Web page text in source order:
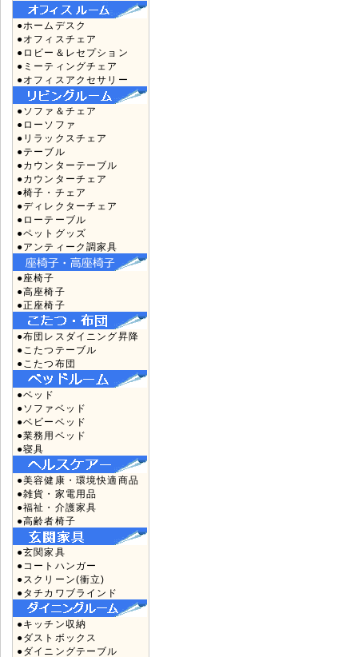
●ホームデスク
●オフィスチェア
●ロビー＆レセプション
●ミーティングチェア
●オフィスアクセサリー
●ソファ＆チェア
●ローソファ
●リラックスチェア
●テーブル
●カウンターテーブル
●カウンターチェア
●椅子・チェア
●ディレクターチェア
●ローテーブル
●ペットグッズ
●アンティーク調家具
●座椅子
●高座椅子
●正座椅子
●布団レスダイニング昇降
●こたつテーブル
●こたつ布団
●ベッド
●ソファベッド
●ベビーベッド
●業務用ベッド
●寝具
●美容健康・環境快適商品
●雑貨・家電用品
●福祉・介護家具
●高齢者椅子
●玄関家具
●コートハンガー
●スクリーン(衝立)
●タチカワブラインド
●キッチン収納
●ダストボックス
●ダイニングテーブル